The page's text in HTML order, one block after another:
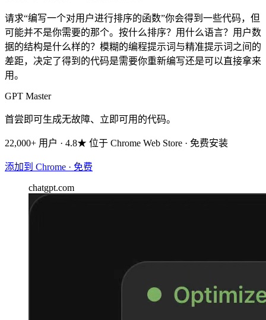
请求“编写一个对用户进行排序的函数”你会得到一些代码，但
可能并不是你需要的那个。按什么排序？用什么语言？用户数
据的结构是什么样的？模糊的编程提示词与精准提示词之间的
差距，决定了得到的代码是需要你重新编写还是可以直接拿来
用。
GPT Master
首尝即可生成无故障、立即可用的代码。
22,000+ 用户 · 4.8★ 位于 Chrome Web Store · 免费安装
添加到 Chrome · 免费
chatgpt.com